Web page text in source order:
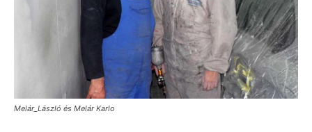
Melár_László és Melár Karlo